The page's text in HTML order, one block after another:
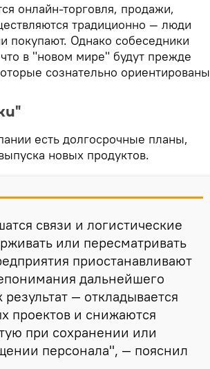
онлайн-торговля, продажи,
традиционно — люди
покупают. Однако собеседники
в "новом мире" будут прежде
сознательно ориентированы
есть долгосрочные планы,
новых продуктов.
связи и логистические
или пересматривать
приостанавливают
дальнейшего
— откладывается
проектов и снижаются
при сохранении или
персонала", — пояснил